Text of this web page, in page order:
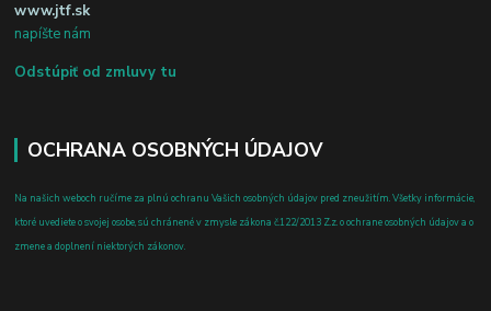
www.jtf.sk
napíšte nám
Odstúpiť od zmluvy tu
OCHRANA OSOBNÝCH ÚDAJOV
Na našich weboch ručíme za plnú ochranu Vašich osobných údajov pred zneužitím. Všetky informácie,
ktoré uvediete o svojej osobe, sú chránené v zmysle zákona č.122/2013 Z.z. o ochrane osobných údajov a o
zmene a doplnení niektorých zákonov.